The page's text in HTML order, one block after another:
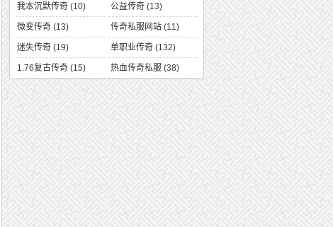
我本沉默传奇 (10) 公益传奇(13)
微变传奇 (13) 传奇私服网站(11)
迷失传奇 (19) 单职业传奇(132)
1.76复古传奇 (15) 热血传奇私服(38)